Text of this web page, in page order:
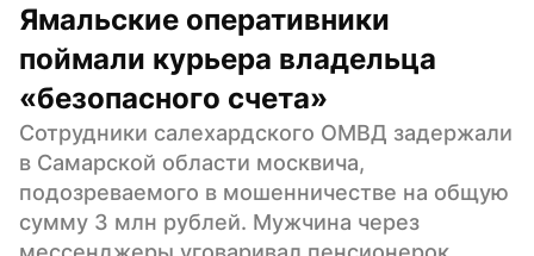
Ямальские оперативники
поймали курьера владельца
«безопасного счета»
Сотрудники салехардского ОМВД задержали
в Самарской области москвича,
подозреваемого в мошенничестве на общую
сумму 3 млн рублей. Мужчина через